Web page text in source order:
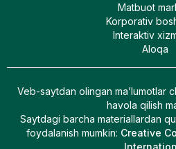
Matbuot
Korporativ
Interaktiv
Aloqa
Veb-saytdan olingan maʼlumotlar
havola qilish
Saytdagi barcha materiallardan
foydalanish mumkin: Creative